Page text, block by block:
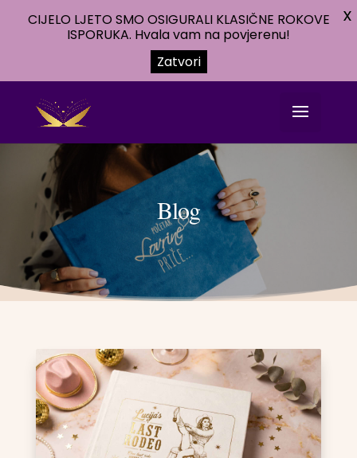
Blog
CIJELO LJETO SMO OSIGURALI KLASIČNE ROKOVE
ISPORUKA. Hvala vam na povjerenu!
Zatvori
X